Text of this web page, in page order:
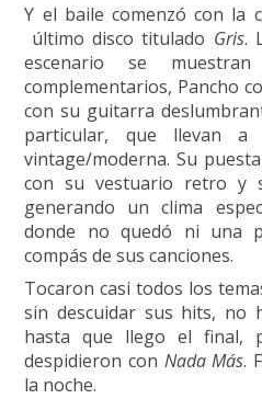
Y el baile comenzó con la
último disco titulado Gris.
escenario se
complementarios, Pancho
con su guitarra
particular, que llevan a
vintage/moderna. Su
con su vestuario retro y
generando un clima
donde no quedó ni una
compás de sus canciones.
Tocaron casi todos los
sin descuidar sus hits, no
hasta que llego el final,
despidieron con Nada Más.
la noche.